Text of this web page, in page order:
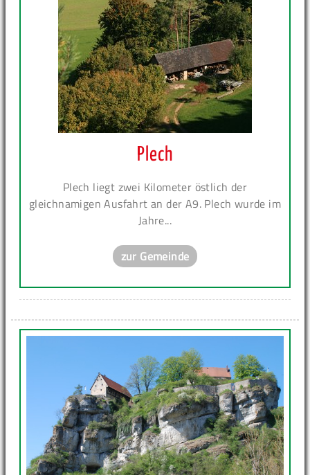
Plech
Plech liegt zwei Kilometer östlich der
gleichnamigen Ausfahrt an der A9. Plech wurde im
Jahre...
zur Gemeinde